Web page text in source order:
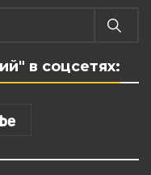
в соцсетях: